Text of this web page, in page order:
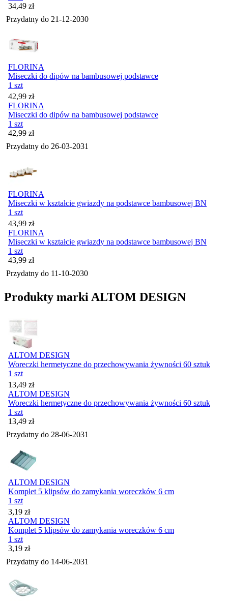
Cena
34,49 zł
Przydatny do 21-12-2030
FLORINA
Miseczki do dipów na bambusowej podstawce
1 szt
Cena
42,99 zł
FLORINA
Miseczki do dipów na bambusowej podstawce
1 szt
Cena
42,99 zł
Przydatny do 26-03-2031
FLORINA
Miseczki w kształcie gwiazdy na podstawce bambusowej BN
1 szt
Cena
43,99 zł
FLORINA
Miseczki w kształcie gwiazdy na podstawce bambusowej BN
1 szt
Cena
43,99 zł
Przydatny do 11-10-2030
Produkty marki ALTOM DESIGN
ALTOM DESIGN
Woreczki hermetyczne do przechowywania żywności 60 sztuk
1 szt
Cena
13,49 zł
ALTOM DESIGN
Woreczki hermetyczne do przechowywania żywności 60 sztuk
1 szt
Cena
13,49 zł
Przydatny do 28-06-2031
ALTOM DESIGN
Komplet 5 klipsów do zamykania woreczków 6 cm
1 szt
Cena
3,19 zł
ALTOM DESIGN
Komplet 5 klipsów do zamykania woreczków 6 cm
1 szt
Cena
3,19 zł
Przydatny do 14-06-2031